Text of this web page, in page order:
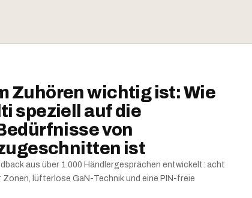
Zuhören wichtig ist: Wie
speziell auf die
von
ist
aus über 1.000 Händlergesprächen entwickelt: acht
Zonen, lüfterlose GaN-Technik und eine PIN-freie